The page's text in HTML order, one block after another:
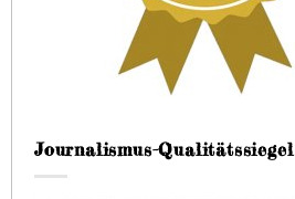
Journalismus-Qualitätssiegel